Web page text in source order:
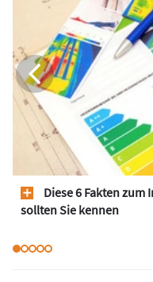
Diese 6 Fakten
sollten Sie kennen